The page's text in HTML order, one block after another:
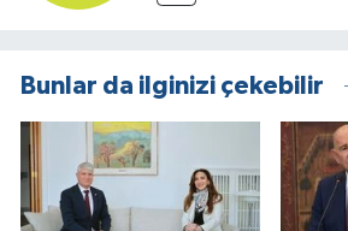
Bunlar da ilginizi çekebilir